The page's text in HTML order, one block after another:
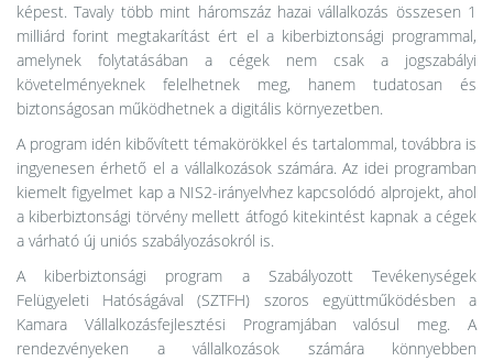
képest. Tavaly több mint háromszáz hazai vállalkozás összesen 1
milliárd forint megtakarítást ért el a kiberbiztonsági programmal,
amelynek folytatásában a cégek nem csak a jogszabályi
követelményeknek felelhetnek meg, hanem tudatosan és
biztonságosan működhetnek a digitális környezetben.
A program idén kibővített témakörökkel és tartalommal, továbbra is
ingyenesen érhető el a vállalkozások számára. Az idei programban
kiemelt figyelmet kap a NIS2-irányelvhez kapcsolódó alprojekt, ahol
a kiberbiztonsági törvény mellett átfogó kitekintést kapnak a cégek
a várható új uniós szabályozásokról is.
A kiberbiztonsági program a Szabályozott Tevékenységek
Felügyeleti Hatóságával (SZTFH) szoros együttműködésben a
Kamara Vállalkozásfejlesztési Programjában valósul meg. A
rendezvényeken a vállalkozások számára könnyebben